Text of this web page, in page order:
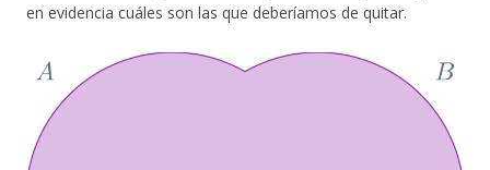
en evidencia cuáles son las que deberíamos de quitar.